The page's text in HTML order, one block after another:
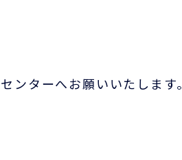
ンターへお願いいたします。